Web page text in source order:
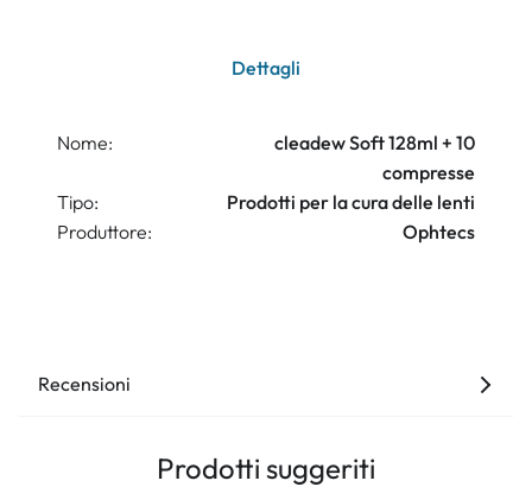
Dettagli
Nome:
cleadew Soft 128ml + 10
compresse
Tipo:
Prodotti per la cura delle lenti
Produttore:
Ophtecs
Recensioni
Prodotti suggeriti